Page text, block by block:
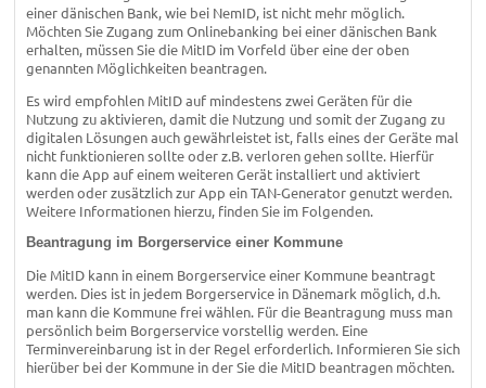
einer dänischen Bank, wie bei NemID, ist nicht mehr möglich.
Möchten Sie Zugang zum Onlinebanking bei einer dänischen Bank
erhalten, müssen Sie die MitID im Vorfeld über eine der oben
genannten Möglichkeiten beantragen.
Es wird empfohlen MitID auf mindestens zwei Geräten für die
Nutzung zu aktivieren, damit die Nutzung und somit der Zugang zu
digitalen Lösungen auch gewährleistet ist, falls eines der Geräte mal
nicht funktionieren sollte oder z.B. verloren gehen sollte. Hierfür
kann die App auf einem weiteren Gerät installiert und aktiviert
werden oder zusätzlich zur App ein TAN-Generator genutzt werden.
Weitere Informationen hierzu, finden Sie im Folgenden.
Beantragung im Borgerservice einer Kommune
Die MitID kann in einem Borgerservice einer Kommune beantragt
werden. Dies ist in jedem Borgerservice in Dänemark möglich, d.h.
man kann die Kommune frei wählen. Für die Beantragung muss man
persönlich beim Borgerservice vorstellig werden. Eine
Terminvereinbarung ist in der Regel erforderlich. Informieren Sie sich
hierüber bei der Kommune in der Sie die MitID beantragen möchten.